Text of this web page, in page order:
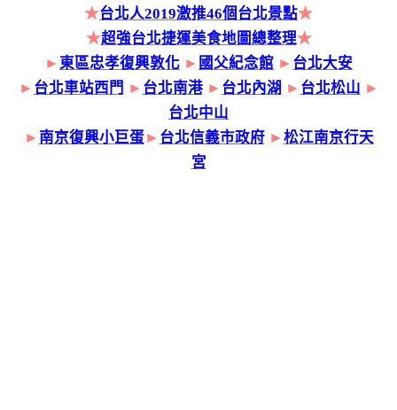
★台北人2019激推46個台北景點★
★超強台北捷運美食地圖總整理★
► 東區忠孝復興敦化 ► 國父紀念館 ► 台北大安
► 台北車站西門 ► 台北南港 ► 台北內湖 ► 台北松山 ►
台北中山
► 南京復興小巨蛋► 台北信義市政府► 松江南京行天
宮